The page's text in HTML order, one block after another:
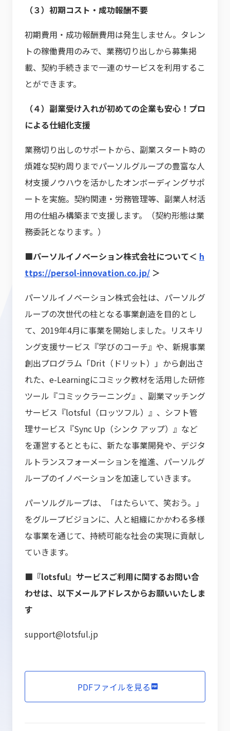
（３）初期コスト・成功報酬不要
初期費用・成功報酬費用は発生しません。タレン
トの稼働費用のみで、業務切り出しから募集掲
載、契約手続きまで一連のサービスを利用するこ
とができます。
（４）副業受け入れが初めての企業も安心！プロ
による仕組化支援
業務切り出しのサポートから、副業スタート時の
煩雑な契約周りまでパーソルグループの豊富な人
材支援ノウハウを活かしたオンボーディングサポ
ートを実施。契約関連・労務管理等、副業人材活
用の仕組み構築まで支援します。（契約形態は業
務委託となります。）
■パーソルイノベーション株式会社について＜ h
ttps://persol-innovation.co.jp/ ＞
パーソルイノベーション株式会社は、パーソルグ
ループの次世代の柱となる事業創造を目的とし
て、2019年4月に事業を開始しました。リスキリ
ング支援サービス『学びのコーチ』や、新規事業
創出プログラム「Drit（ドリット）」から創出さ
れた、e-Learningにコミック教材を活用した研修
ツール『コミックラーニング』、副業マッチング
サービス『lotsful（ロッツフル）』、シフト管
理サービス『Sync Up（シンク アップ）』など
を運営するとともに、新たな事業開発や、デジタ
ルトランスフォーメーションを推進、パーソルグ
ループのイノベーションを加速していきます。
パーソルグループは、「はたらいて、笑おう。」
をグループビジョンに、人と組織にかかわる多様
な事業を通じて、持続可能な社会の実現に貢献し
ていきます。
■『lotsful』サービスご利用に関するお問い合
わせは、以下メールアドレスからお願いいたしま
す
support@lotsful.jp
PDFファイルを見る